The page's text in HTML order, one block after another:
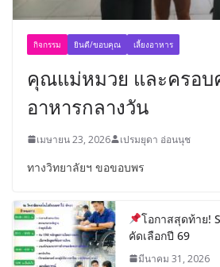
กิจกรรม ยินดี/ขอบคุณ เลี้ยงอาหาร
คุณแม่หมวย และครอบ
อาหารกลางวัน
เมษายน 23, 2026 เปรมยุดา อ่อนนุช
ทางวิทยาลัยฯ ขอขอบพร
โอกาสสุดท้าย!
คัดเลือกปี 69
มีนาคม 31, 2026